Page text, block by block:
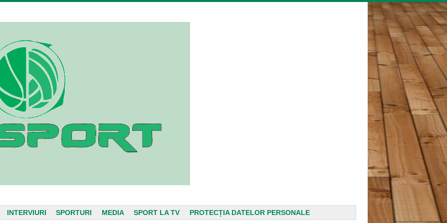
INTERVIURI SPORTURI MEDIA SPORT LA TV PROTECȚIA DATELOR PERSONALE